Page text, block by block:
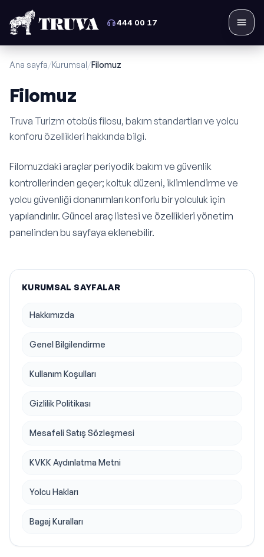
444 00 17
Ana sayfa/Kurumsal/Filomuz
Filomuz
Truva Turizm otobüs filosu, bakım standartları ve yolcu
konforu özellikleri hakkında bilgi.
Filomuzdaki araçlar periyodik bakım ve güvenlik
kontrollerinden geçer; koltuk düzeni, iklimlendirme ve
yolcu güvenliği donanımları konforlu bir yolculuk için
yapılandırılır. Güncel araç listesi ve özellikleri yönetim
panelinden bu sayfaya eklenebilir.
KURUMSAL SAYFALAR
Hakkımızda
Genel Bilgilendirme
Kullanım Koşulları
Gizlilik Politikası
Mesafeli Satış Sözleşmesi
KVKK Aydınlatma Metni
Yolcu Hakları
Bagaj Kuralları